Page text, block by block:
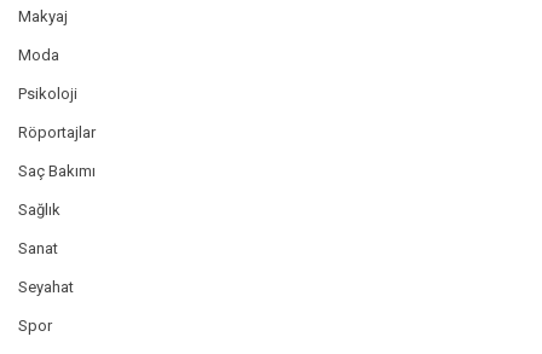
Makyaj
Moda
Psikoloji
Röportajlar
Saç Bakımı
Sağlık
Sanat
Seyahat
Spor